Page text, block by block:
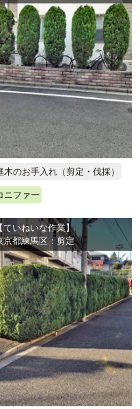
木のお手入れ（剪定・伐採）
ニファー
ていねいな作業】
京都練馬区：剪定